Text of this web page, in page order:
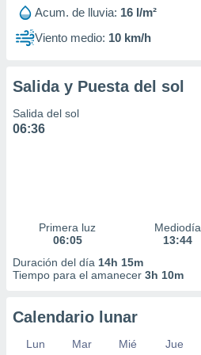
crear un
uso de
la
de
de
de
uso de
con el
Acum. de lluvia: 16 l/m²
Viento medio: 10 km/h
Salida y Puesta del sol
Salida del sol
06:36
Primera luz
06:05
Mediodía
13:44
Duración del día 14h 15m
Tiempo para el amanecer 3h 10m
Calendario lunar
Lun Mar Mié Jue